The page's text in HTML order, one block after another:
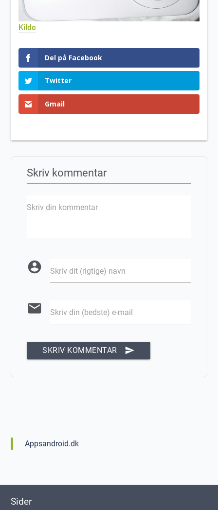
Kilde
Del på Facebook
Twitter
Gmail
Skriv kommentar
Skriv din kommentar
account_circle Skriv dit (rigtige) navn
email Skriv din (bedste) e-mail
SKRIV KOMMENTAR send
Appsandroid.dk
Sider